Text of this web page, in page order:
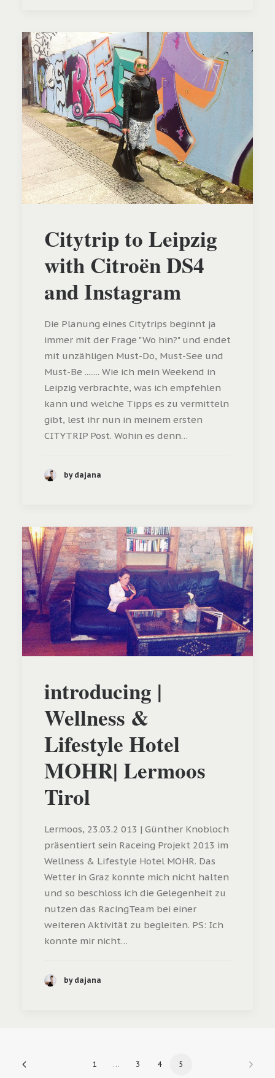
Citytrip to Leipzig
with Citroën DS4
and Instagram
Die Planung eines Citytrips beginnt ja
immer mit der Frage "Wo hin?" und endet
mit unzähligen Must-Do, Must-See und
Must-Be ........ Wie ich mein Weekend in
Leipzig verbrachte, was ich empfehlen
kann und welche Tipps es zu vermitteln
gibt, lest ihr nun in meinem ersten
CITYTRIP Post. Wohin es denn…
by dajana
introducing |
Wellness &
Lifestyle Hotel
MOHR| Lermoos
Tirol
Lermoos, 23.03.2 013 | Günther Knobloch
präsentiert sein Raceing Projekt 2013 im
Wellness & Lifestyle Hotel MOHR. Das
Wetter in Graz konnte mich nicht halten
und so beschloss ich die Gelegenheit zu
nutzen das RacingTeam bei einer
weiteren Aktivität zu begleiten. PS: Ich
konnte mir nicht…
by dajana
1 … 3 4 5